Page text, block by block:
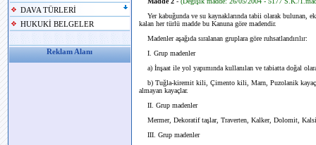
DAVA TÜRLERİ
HUKUKİ BELGELER
Reklam Alanı
Yer kabuğunda ve su kaynaklarında tabii olarak bulunan,
kalan her türlü madde bu Kanuna göre madendir.
Madenler aşağıda sıralanan gruplara göre ruhsatlandırılır:
I. Grup madenler
a) İnşaat ile yol yapımında kullanılan ve tabiatta doğal
b) Tuğla-kiremit kili, Çimento kili, Marn, Puzolanik kayaç
almayan kayaçlar.
II. Grup madenler
Mermer, Dekoratif taşlar, Traverten, Kalker, Dolomit,
III. Grup madenler